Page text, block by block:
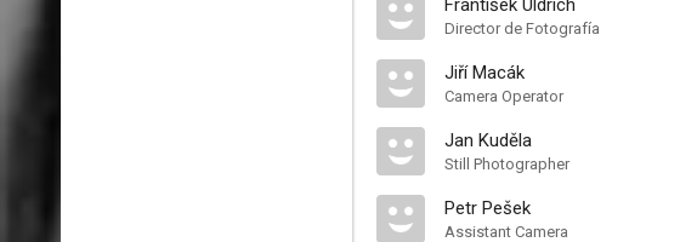
František Uldrich
Director de Fotografía
Jiří Macák
Camera Operator
Jan Kuděla
Still Photographer
Petr Pešek
Assistant Camera